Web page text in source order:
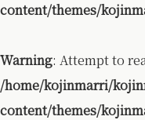
content/themes/
Warning: Attempt to
/home/kojinmarri/
content/themes/